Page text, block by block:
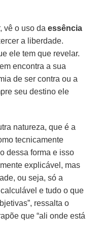
vê o uso daessência
a liberdade.
ele tem que revelar.
encontra a sua
de ser contra ou a
seu destino ele
natureza, que é a
tecnicamente
dessa forma e isso
explicável, mas
ou seja, só a
e tudo o que
ressalta o
que “ali onde está